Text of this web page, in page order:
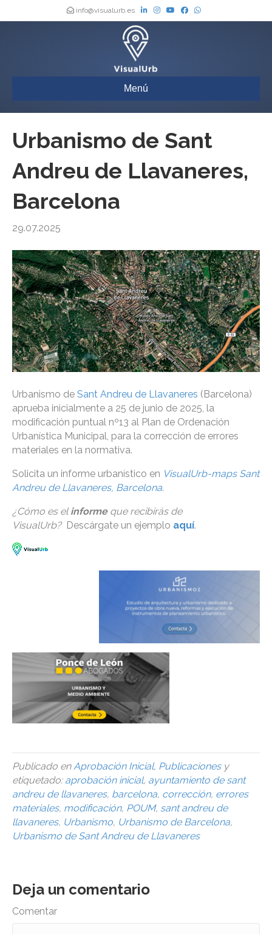
info@visualurb.es
Menú
Urbanismo de Sant
Andreu de Llavaneres,
Barcelona
29.07.2025
Urbanismo de Sant Andreu de Llavaneres (Barcelona)
aprueba inicialmente a 25 de junio de 2025, la
modificación puntual nº13 al Plan de Ordenación
Urbanística Municipal, para la corrección de errores
materiales en la normativa.
Solicita un informe urbanístico en VisualUrb-maps Sant
Andreu de Llavaneres, Barcelona.
¿Cómo es el informe que recibirás de
VisualUrb?Descárgate un ejemplo aquí.
Publicado en Aprobación Inicial, Publicacionesy
etiquetado: aprobación inicial, ayuntamiento de sant
andreu de llavaneres, barcelona, corrección, errores
materiales, modificación, POUM, sant andreu de
llavaneres, Urbanismo, Urbanismo de Barcelona,
Urbanismo de Sant Andreu de Llavaneres
Deja un comentario
Comentar